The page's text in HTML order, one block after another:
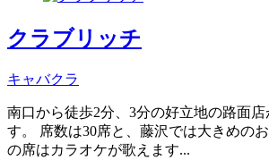
クラブリッチ
キャバクラ
南口から徒歩2分、3分の好立地の路面
す。 席数は30席と、藤沢では大きめの
の席はカラオケが歌えます...